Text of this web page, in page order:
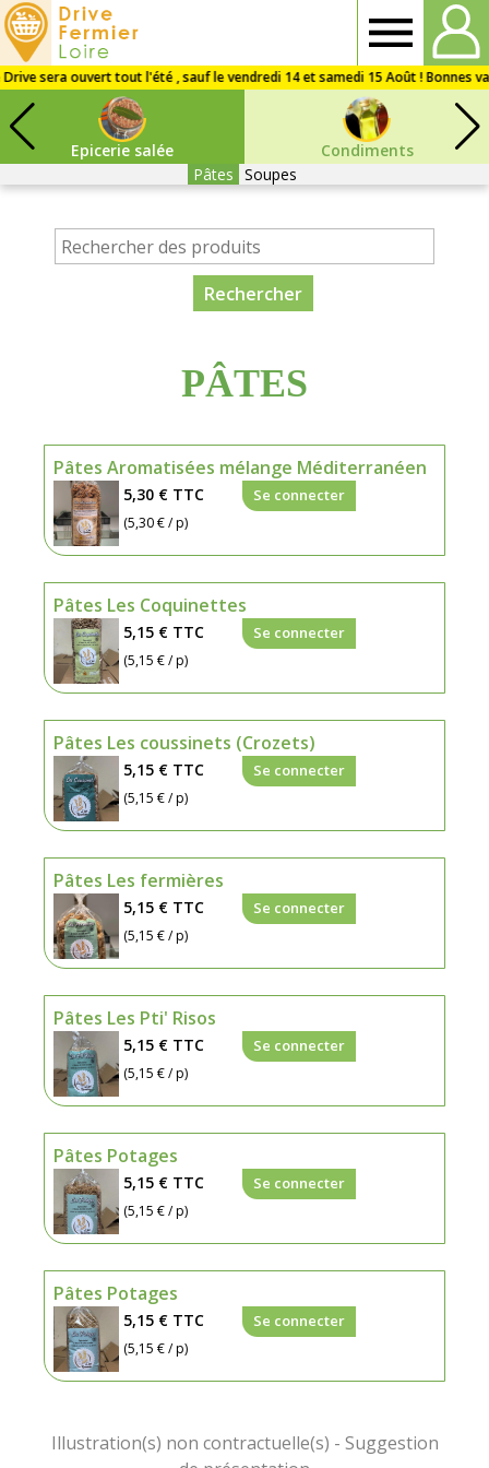
Loire
Epicerie salée
Condiments
Pâtes Soupes
PÂTES
Pâtes Aromatisées mélange Méditerranéen
5,30 € TTC
(5,30 € / p)
Se connecter
Pâtes Les Coquinettes
5,15 € TTC
(5,15 € / p)
Se connecter
Pâtes Les coussinets (Crozets)
5,15 € TTC
(5,15 € / p)
Se connecter
Pâtes Les fermières
5,15 € TTC
(5,15 € / p)
Se connecter
Pâtes Les Pti' Risos
5,15 € TTC
(5,15 € / p)
Se connecter
Pâtes Potages
5,15 € TTC
(5,15 € / p)
Se connecter
Pâtes Potages
5,15 € TTC
(5,15 € / p)
Se connecter